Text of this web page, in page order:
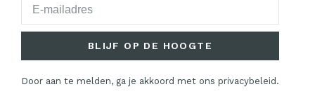
BLIJF OP DE HOOGTE
Door aan te melden, ga je akkoord met ons privacybeleid.